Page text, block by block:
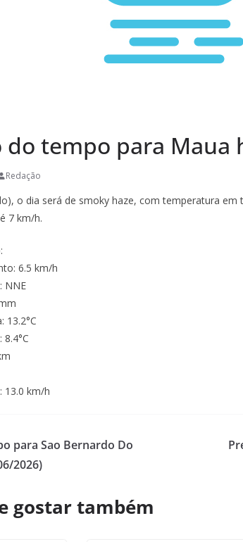
do tempo para Maua
Redação
o dia será de smoky haze, com temperatura
7 km/h.
6.5 km/h
NNE
13.2°C
13.0 km/h
para Sao Bernardo Do
2026)
gostar também